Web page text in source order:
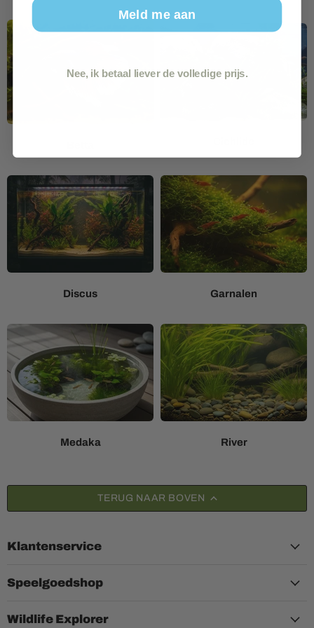
Discus Garnalen
Medaka River
TERUG NAAR BOVEN
Klantenservice
Speelgoedshop
Wildlife Explorer
Meld me aan
Nee, ik betaal liever de volledige prijs.